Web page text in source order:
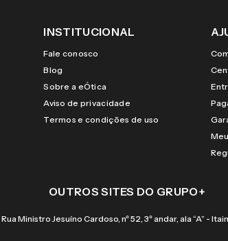
INSTITUCIONAL
Fale conosco
Blog
Sobre a eÓtica
Aviso de privacidade
Termos e condições de uso
OUTROS SITES DO GRUPO+
Rua Ministro Jesuíno Cardoso, nº 52, 3º andar, ala “A” -